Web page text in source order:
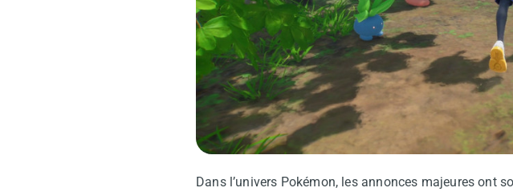
Dans l’univers Pokémon, les annonces majeures ont